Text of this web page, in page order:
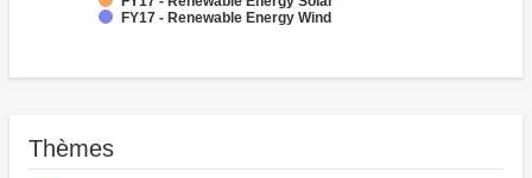
FY17 - Renewable Energy Wind
Thèmes